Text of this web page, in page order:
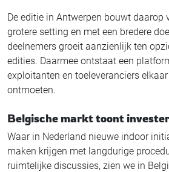
De editie in Antwerpen bouwt daarop
grotere setting en met een bredere
deelnemers groeit aanzienlijk ten
edities. Daarmee ontstaat een
exploitanten en toeleveranciers
ontmoeten.
Belgische markt toont
Waar in Nederland nieuwe indoor
maken krijgen met langdurige
ruimtelijke discussies, zien we in